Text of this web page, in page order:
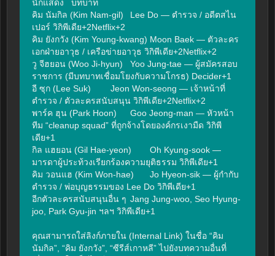
นักแสดง	บทบาท
คิม นัมกิล (Kim Nam-gil)	Lee Do — ตำรวจ / อดีตสไน
เปอร์ วิกิพีเดีย+2Netflix+2
คิม ยังกวัง (Kim Young-kwang)	Moon Baek — ตัวละคร
เอกฝ่ายอาวุธ / เครือข่ายอาวุธ วิกิพีเดีย+2Netflix+2
วู จีฮยอน (Woo Ji-hyun)	Yoo Jung-tae — ผู้สมัครสอบ
ราชการ (มีบทบาทเชื่อมโยงกับความโกรธ) Decider+1
อี ซุก (Lee Suk)	Jeon Won-seong — เจ้าหน้าที่
ตำรวจ / ตัวละครสนับสนุน วิกิพีเดีย+2Netflix+2
พาร์ค ฮุน (Park Hoon)	Goo Jeong-man — หัวหน้า
ทีม “cleanup squad” ที่ถูกจ้างโดยองค์กรเงามืด วิกิพี
เดีย+1
กิล แฮยอน (Gil Hae-yeon)	Oh Kyung-sook —
มารดาผู้ประท้วงเรียกร้องความยุติธรรม วิกิพีเดีย+1
คิม วอนแฮ (Kim Won-hae)	Jo Hyeon-sik — ผู้กำกับ
ตำรวจ / พ่อบุญธรรมของ Lee Do วิกิพีเดีย+1
อีกตัวละครสนับสนุนอื่น ๆ	Jang Jung-woo, Seo Hyung-
joo, Park Gyu-jin ฯลฯ วิกิพีเดีย+1
คุณสามารถใส่ลิงก์ภายใน (Internal Link) ในชื่อ “คิม
นัมกิล”, “คิม ยังกวัง”, “ซีรีส์เกาหลี” ไปยังบทความอื่นที่